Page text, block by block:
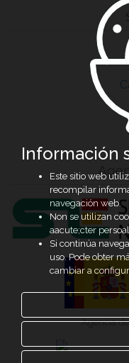
Agencia
Información
Este sitio web
recompilar
navegación web.
Non se utilizan
aacute;cter
Si continúa
uso. Pode obter
cambiar a